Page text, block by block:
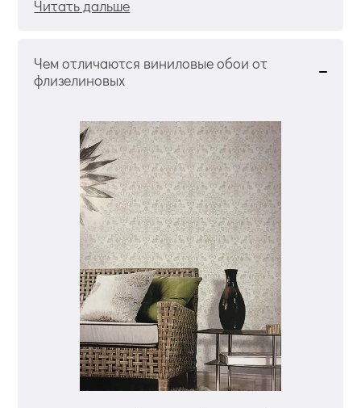
Читать дальше
Чем отличаются виниловые обои от
флизелиновых